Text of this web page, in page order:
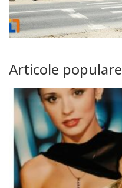
Articole populare